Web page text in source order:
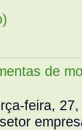
de
feira,